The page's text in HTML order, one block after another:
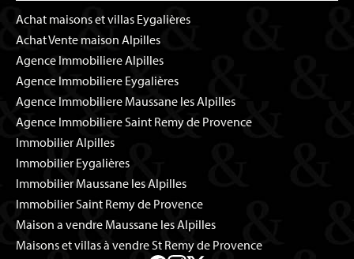
Achat maisons et villas Eygalières
Achat Vente maison Alpilles
Agence Immobiliere Alpilles
Agence Immobiliere Eygalières
Agence Immobiliere Maussane les Alpilles
Agence Immobiliere Saint Remy de Provence
Immobilier Alpilles
Immobilier Eygalières
Immobilier Maussane les Alpilles
Immobilier Saint Remy de Provence
Maison a vendre Maussane les Alpilles
Maisons et villas à vendre St Remy de Provence